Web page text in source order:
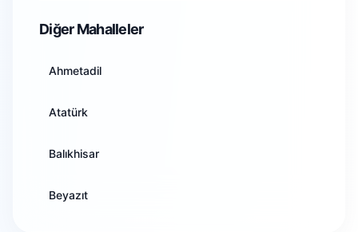
Bilecik
Bingöl
Bitlis
Bolu
Burdur
Diğer Mahalleler
Ahmetadil
Atatürk
Balıkhisar
Beyazıt